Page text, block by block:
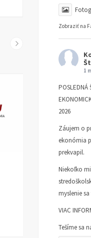
Mlieko &
KI INFORMUJE
Zobraziť na
1
POSLEDNÁ
2026
Záujem o
ekonómia
prekvapil.
Niekoľko
myslenie
VIAC
Tešíme sa